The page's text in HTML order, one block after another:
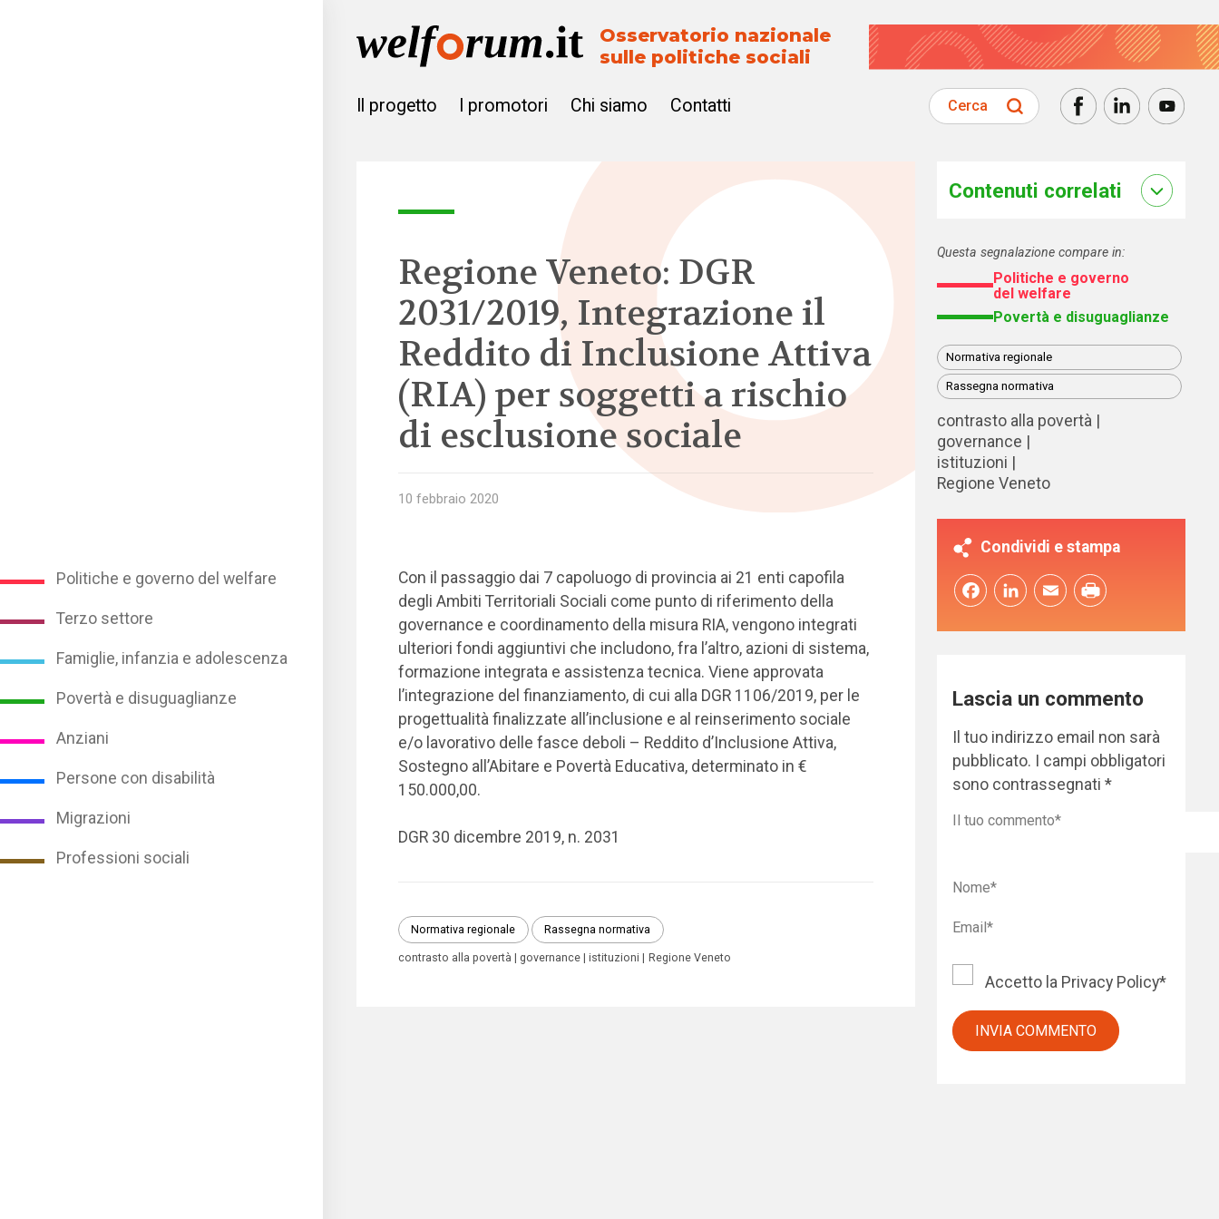
Politiche e governo del welfare
Terzo settore
Famiglie, infanzia e adolescenza
Povertà e disuguaglianze
Anziani
Persone con disabilità
Migrazioni
Professioni sociali
Osservatorio nazionale
sulle politiche sociali
Il progetto I promotori Chi siamo Contatti Cerca
Regione Veneto: DGR
2031/2019, Integrazione il
Reddito di Inclusione Attiva
(RIA) per soggetti a rischio
di esclusione sociale
10 febbraio 2020
Con il passaggio dai 7 capoluogo di provincia ai 21 enti capofila
degli Ambiti Territoriali Sociali come punto di riferimento della
governance e coordinamento della misura RIA, vengono integrati
ulteriori fondi aggiuntivi che includono, fra l’altro, azioni di sistema,
formazione integrata e assistenza tecnica. Viene approvata
l’integrazione del finanziamento, di cui alla DGR 1106/2019, per le
progettualità finalizzate all’inclusione e al reinserimento sociale
e/o lavorativo delle fasce deboli – Reddito d’Inclusione Attiva,
Sostegno all’Abitare e Povertà Educativa, determinato in €
150.000,00.
DGR 30 dicembre 2019, n. 2031
Normativa regionale Rassegna normativa
contrasto alla povertà governance istituzioni Regione Veneto
Contenuti correlati
Questa segnalazione compare in:
Politiche e governo
del welfare
Povertà e disuguaglianze
Normativa regionale
Rassegna normativa
contrasto alla povertà
governance
istituzioni
Regione Veneto
Condividi e stampa
FacebookLinkedInEmail
Lascia un commento
Il tuo indirizzo email non sarà
pubblicato. I campi obbligatori
sono contrassegnati*
Accetto la Privacy Policy*